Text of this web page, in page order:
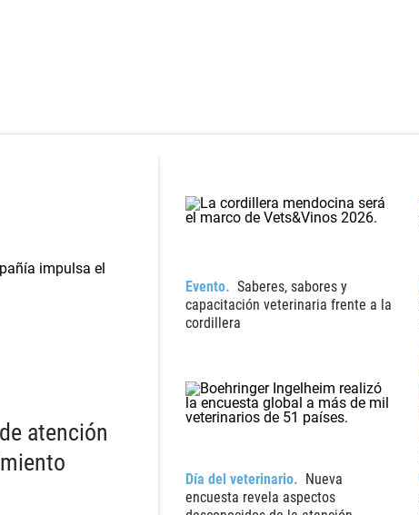
atención
Evento
Saberes, sabores y
capacitación veterinaria frente a la
cordillera
Día del veterinario
Nueva
encuesta revela aspectos